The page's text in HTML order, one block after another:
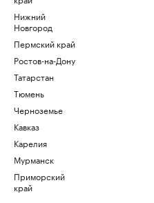
Нижний
Новгород
Пермский край
Ростов-на-Дону
Татарстан
Тюмень
Черноземье
Кавказ
Карелия
Мурманск
Приморский
край